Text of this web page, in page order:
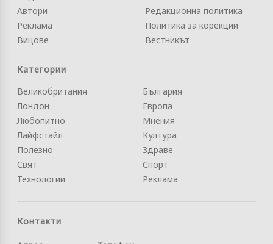
Автори
Реклама
Вицове
Редакционна политика
Политика за корекции
Вестникът
Категории
Великобритания
Лондон
Любопитно
Лайфстайл
Полезно
Свят
Технологии
България
Европа
Мнения
Култура
Здраве
Спорт
Реклама
Контакти